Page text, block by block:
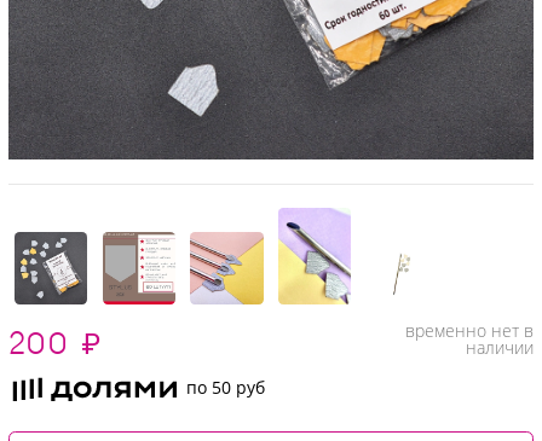
200 ₽ временно нет в
наличии
по 50 руб